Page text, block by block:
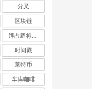
分叉
区块链
拜占庭将军问题
时间戳
莱特币
车库咖啡